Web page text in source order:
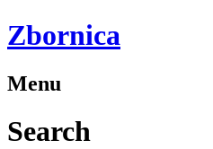
Zbornica
Menu
Search